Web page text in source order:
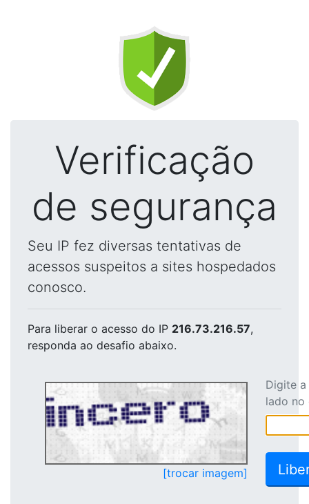
Verificação
de segurança
Seu IP fez diversas tentativas de
acessos suspeitos a sites hospedados
conosco.
Para liberar o acesso do IP 216.73.216.57,
responda ao desafio abaixo.
[trocar imagem]
Digite
lado no